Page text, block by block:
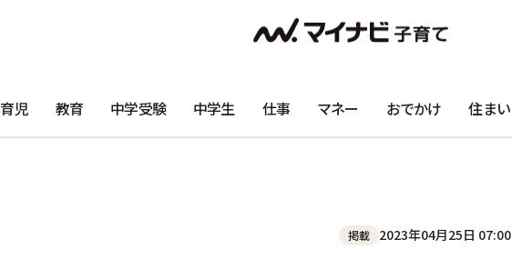
育児 教育 中学受験 中学生 仕事 マネー おでかけ 住まい
掲載 2023年04月25日 07:00